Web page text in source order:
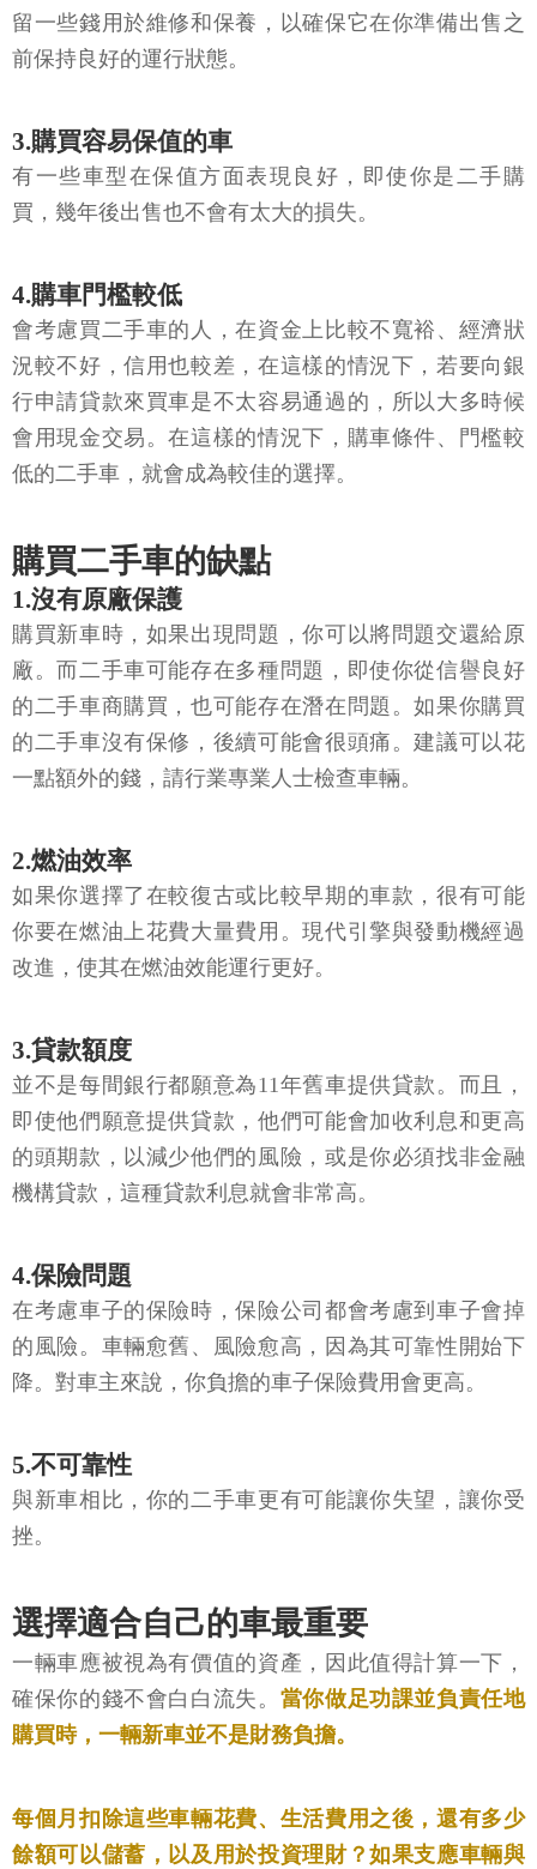
留一些錢用於維修和保養，以確保它在你準備出售之
前保持良好的運行狀態。
3.購買容易保值的車
有一些車型在保值方面表現良好，即使你是二手購
買，幾年後出售也不會有太大的損失。
4.購車門檻較低
會考慮買二手車的人，在資金上比較不寬裕、經濟狀
況較不好，信用也較差，在這樣的情況下，若要向銀
行申請貸款來買車是不太容易通過的，所以大多時候
會用現金交易。在這樣的情況下，購車條件、門檻較
低的二手車，就會成為較佳的選擇。
購買二手車的缺點
1.沒有原廠保護
購買新車時，如果出現問題，你可以將問題交還給原
廠。而二手車可能存在多種問題，即使你從信譽良好
的二手車商購買，也可能存在潛在問題。如果你購買
的二手車沒有保修，後續可能會很頭痛。建議可以花
一點額外的錢，請行業專業人士檢查車輛。
2.燃油效率
如果你選擇了在較復古或比較早期的車款，很有可能
你要在燃油上花費大量費用。現代引擎與發動機經過
改進，使其在燃油效能運行更好。
3.貸款額度
並不是每間銀行都願意為11年舊車提供貸款。而且，
即使他們願意提供貸款，他們可能會加收利息和更高
的頭期款，以減少他們的風險，或是你必須找非金融
機構貸款，這種貸款利息就會非常高。
4.保險問題
在考慮車子的保險時，保險公司都會考慮到車子會掉
的風險。車輛愈舊、風險愈高，因為其可靠性開始下
降。對車主來說，你負擔的車子保險費用會更高。
5.不可靠性
與新車相比，你的二手車更有可能讓你失望，讓你受
挫。
選擇適合自己的車最重要
一輛車應被視為有價值的資產，因此值得計算一下，
確保你的錢不會白白流失。 當你做足功課並負責任地
購買時，一輛新車並不是財務負擔。
每個月扣除這些車輛花費、生活費用之後，還有多少
餘額可以儲蓄，以及用於投資理財？如果支應車輛與